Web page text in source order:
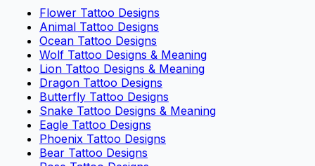
Flower Tattoo Designs
Animal Tattoo Designs
Ocean Tattoo Designs
Wolf Tattoo Designs & Meaning
Lion Tattoo Designs & Meaning
Dragon Tattoo Designs
Butterfly Tattoo Designs
Snake Tattoo Designs & Meaning
Eagle Tattoo Designs
Phoenix Tattoo Designs
Bear Tattoo Designs